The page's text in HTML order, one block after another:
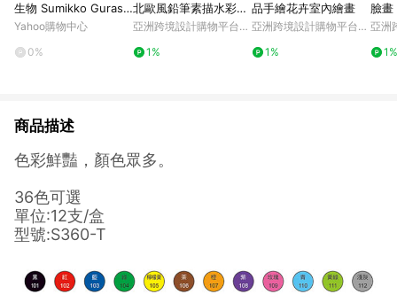
生物 Sumikko Gurashi
~San-X 角落生物心情
Yahoo購物中心
0%
北歐風鉛筆素描水彩
畫/送禮家飾
亞洲跨境設計購物平台
1%
品手繪花卉室內繪畫
亞洲跨境設計購物平台
1%
臉畫
亞洲
1%
商品描述
色彩鮮豔，顏色眾多。
36色可選
單位:12支/盒
型號:S360-T